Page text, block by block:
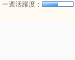
一週活躍度：